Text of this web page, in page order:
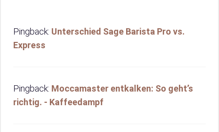
Pingback: Unterschied Sage Barista Pro vs.
Express
Pingback: Moccamaster entkalken: So geht’s
richtig. - Kaffeedampf